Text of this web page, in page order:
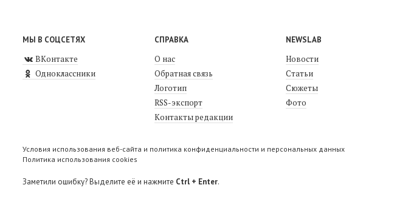
МЫ В СОЦСЕТЯХ
ВКонтакте
Одноклассники
СПРАВКА
О нас
Обратная связь
Логотип
RSS-экспорт
Контакты редакции
NEWSLAB
Новости
Статьи
Сюжеты
Фото
Условия использования веб-сайта и политика конфиденциальности и персональных данных
Политика использования cookies
Заметили ошибку? Выделите её и нажмите Ctrl + Enter.